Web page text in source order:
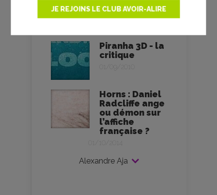
JE REJOINS LE CLUB AVOIR-ALIRE
critique du
film + le test
Piranha 3D - la
critique
01/09/2010
Horns : Daniel
Radcliffe ange
ou démon sur
l’affiche
française ?
01/10/2014
Alexandre Aja